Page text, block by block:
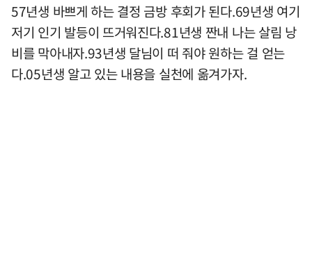
57년생 바쁘게 하는 결정 금방 후회가 된다.69년생 여기
저기 인기 발등이 뜨거워진다.81년생 짠내 나는 살림 낭
비를 막아내자.93년생 달님이 떠 줘야 원하는 걸 얻는
다.05년생 알고 있는 내용을 실천에 옮겨가자.